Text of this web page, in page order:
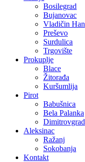
Bosilegrad
Bujanovac
Vladičin Han
Preševo
Surdulica
Trgovište
Prokuplje
Blace
Žitorađa
Kuršumlija
Pirot
Babušnica
Bela Palanka
Dimitrovgrad
Aleksinac
Ražanj
Sokobanja
Kontakt